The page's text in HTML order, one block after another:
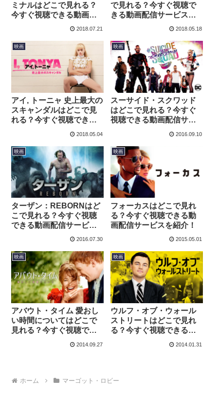
ミナルはどこで見れる？
今すぐ視聴できる動画配
信サービスを紹介！
2018.07.21
で見れる？今すぐ視聴で
きる動画配信サービスを
2018.05.18
映画
アイ, トーニャ 史上最大の
スキャンダルはどこで見
れる？今すぐ視聴できる
2018.05.04
映画
スーサイド・スクワッド
はどこで見れる？今すぐ
視聴できる動画配信サー
2016.09.10
映画
ターザン：REBORNはど
こで見れる？今すぐ視聴
できる動画配信サービス
2016.07.30
映画
フォーカスはどこで見れ
る？今すぐ視聴できる動
画配信サービスを紹介！
2015.05.01
映画
アバウト・タイム 愛おし
い時間についてはどこで
見れる？今すぐ視聴でき
る動画配信サービスを紹
2014.09.27
映画
ウルフ・オブ・ウォール
ストリートはどこで見れ
る？今すぐ視聴できる動
画配信サービスを紹介！
2014.01.31
ホーム マーゴット・ロビー